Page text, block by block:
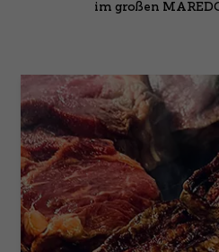
im großen